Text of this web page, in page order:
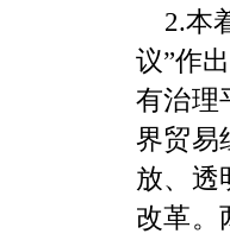
2.本
议”作
有治理
界贸易
放、透
改革。